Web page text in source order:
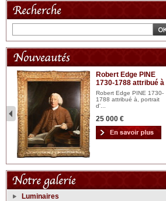
Robert Edge PINE
1730-1788 attribué à
Robert Edge PINE 1730-
1788 attribué à, portrait
d'...
25 000 €
Luminaires